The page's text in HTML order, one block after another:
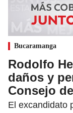
Bucaramanga
Rodolfo
daños y
Consejo
El excandidato